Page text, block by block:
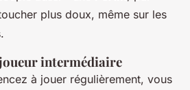
plus doux, même sur les
intermédiaire
à jouer régulièrement, vous